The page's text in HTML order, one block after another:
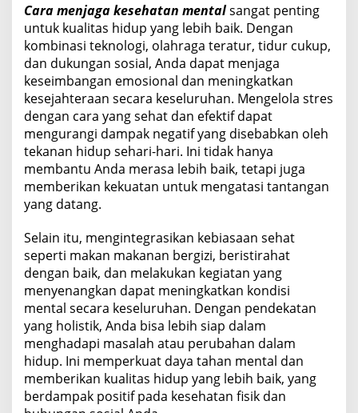
Cara menjaga kesehatan mentalsangat penting
untuk kualitas hidup yang lebih baik. Dengan
kombinasi teknologi, olahraga teratur, tidur cukup,
dan dukungan sosial, Anda dapat menjaga
keseimbangan emosional dan meningkatkan
kesejahteraan secara keseluruhan. Mengelola stres
dengan cara yang sehat dan efektif dapat
mengurangi dampak negatif yang disebabkan oleh
tekanan hidup sehari-hari. Ini tidak hanya
membantu Anda merasa lebih baik, tetapi juga
memberikan kekuatan untuk mengatasi tantangan
yang datang.
Selain itu, mengintegrasikan kebiasaan sehat
seperti makan makanan bergizi, beristirahat
dengan baik, dan melakukan kegiatan yang
menyenangkan dapat meningkatkan kondisi
mental secara keseluruhan. Dengan pendekatan
yang holistik, Anda bisa lebih siap dalam
menghadapi masalah atau perubahan dalam
hidup. Ini memperkuat daya tahan mental dan
memberikan kualitas hidup yang lebih baik, yang
berdampak positif pada kesehatan fisik dan